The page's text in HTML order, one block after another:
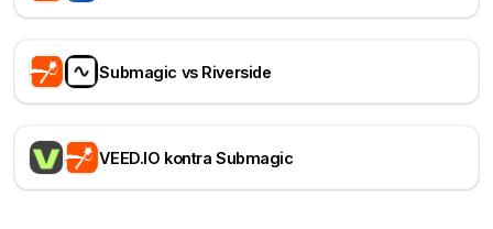
Submagic vs Riverside
VEED.IO kontra Submagic